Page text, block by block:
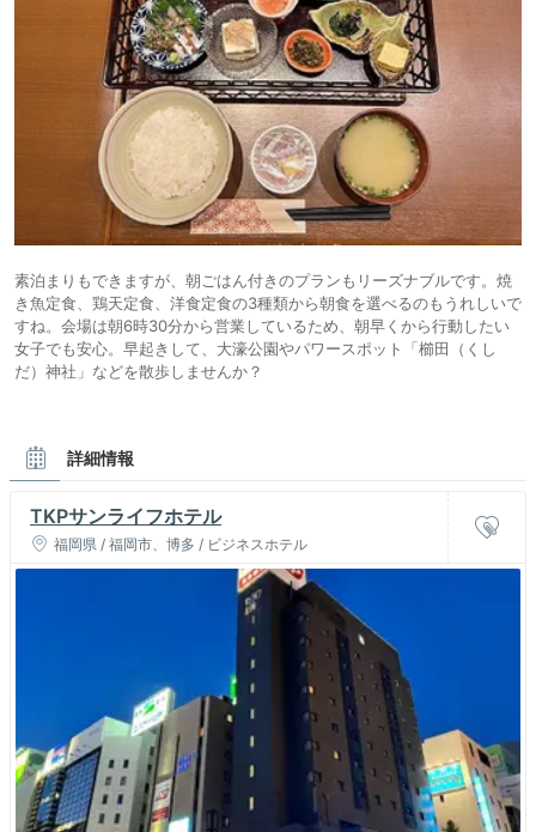
素泊まりもできますが、朝ごはん付きのプランもリーズナブルです。焼
き魚定食、鶏天定食、洋食定食の3種類から朝食を選べるのもうれしいで
すね。会場は朝6時30分から営業しているため、朝早くから行動したい
女子でも安心。早起きして、大濠公園やパワースポット「櫛田（くし
だ）神社」などを散歩しませんか？
詳細情報
TKPサンライフホテル
福岡県 / 福岡市、博多 / ビジネスホテル